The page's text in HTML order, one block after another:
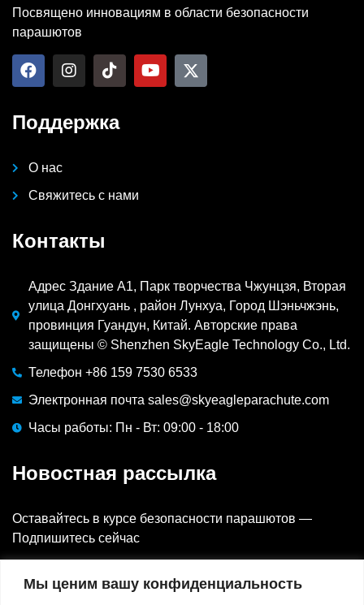
Мы ценим вашу конфиденциальность
Посвящено инновациям в области безопасности
парашютов
Поддержка
О нас
Свяжитесь с нами
Контакты
Адрес Здание A1, Парк творчества Чжунцзя, Вторая
улица Донгхуань , район Лунхуа, Город Шэньчжэнь,
провинция Гуандун, Китай. Авторские права
защищены © Shenzhen SkyEagle Technology Co., Ltd.
Телефон +86 159 7530 6533
Электронная почта sales@skyeagleparachute.com
Часы работы: Пн - Вт: 09:00 - 18:00
Новостная рассылка
Оставайтесь в курсе безопасности парашютов —
Подпишитесь сейчас
Электронная почта